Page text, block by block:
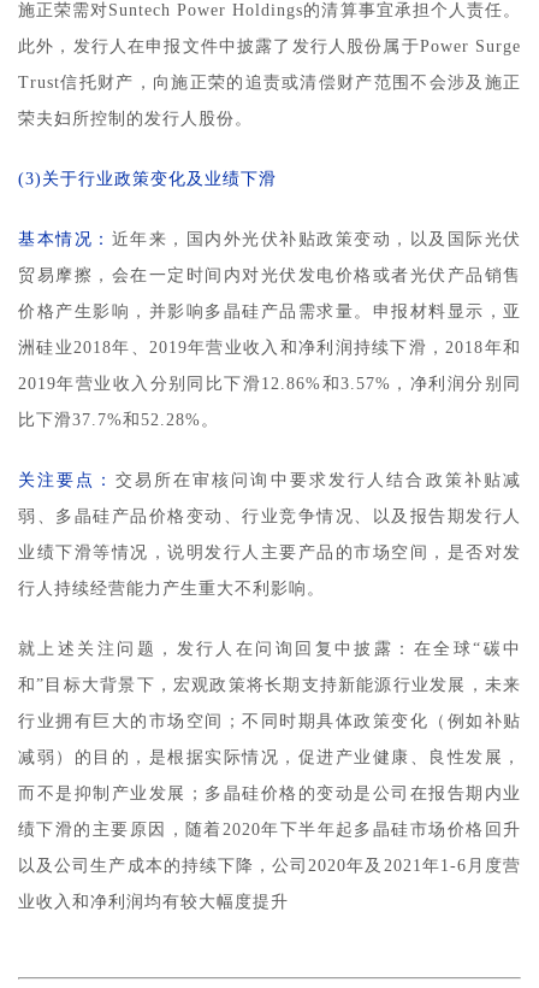
施正荣需对Suntech Power Holdings的清算事宜承担个人责任。
此外，发行人在申报文件中披露了发行人股份属于Power Surge
Trust信托财产，向施正荣的追责或清偿财产范围不会涉及施正
荣夫妇所控制的发行人股份。
(3)关于行业政策变化及业绩下滑
基本情况： 近年来，国内外光伏补贴政策变动，以及国际光伏
贸易摩擦，会在一定时间内对光伏发电价格或者光伏产品销售
价格产生影响，并影响多晶硅产品需求量。申报材料显示，亚
洲硅业2018年、2019年营业收入和净利润持续下滑，2018年和
2019年营业收入分别同比下滑12.86%和3.57%，净利润分别同
比下滑37.7%和52.28%。
关注要点： 交易所在审核问询中要求发行人结合政策补贴减
弱、多晶硅产品价格变动、行业竞争情况、以及报告期发行人
业绩下滑等情况，说明发行人主要产品的市场空间，是否对发
行人持续经营能力产生重大不利影响。
就上述关注问题，发行人在问询回复中披露：在全球“碳中
和”目标大背景下，宏观政策将长期支持新能源行业发展，未来
行业拥有巨大的市场空间；不同时期具体政策变化（例如补贴
减弱）的目的，是根据实际情况，促进产业健康、良性发展，
而不是抑制产业发展；多晶硅价格的变动是公司在报告期内业
绩下滑的主要原因，随着2020年下半年起多晶硅市场价格回升
以及公司生产成本的持续下降，公司2020年及2021年1-6月度营
业收入和净利润均有较大幅度提升